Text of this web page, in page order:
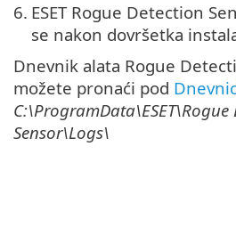
6. ESET Rogue Detection
se nakon dovršetka
Dnevnik alata Rogue
možete pronaći pod
C:\ProgramData\ESET\Rogue
Sensor\Logs\